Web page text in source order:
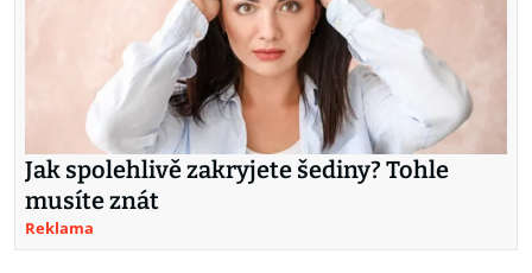
Jak spolehlivě zakryjete šediny? Tohle
musíte znát
Reklama